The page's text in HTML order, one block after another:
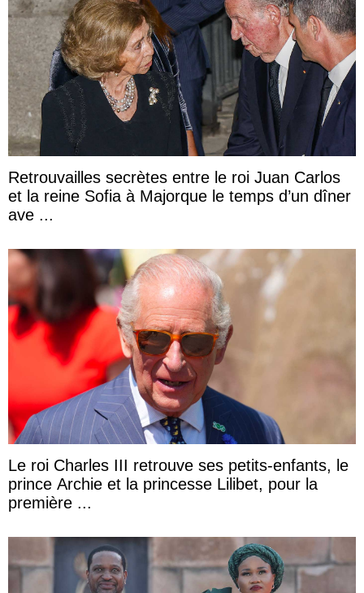
Retrouvailles secrètes entre le roi Juan Carlos
et la reine Sofia à Majorque le temps d’un dîner
ave ...
Le roi Charles III retrouve ses petits-enfants, le
prince Archie et la princesse Lilibet, pour la
première ...